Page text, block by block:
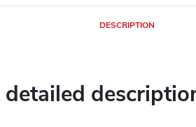
DESCRIPTION